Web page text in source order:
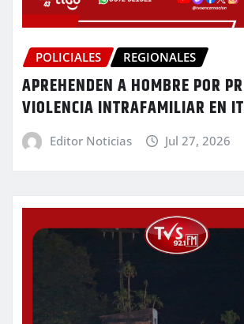
POLICIALES REGIONALES
APREHENDEN A HOMBRE POR
VIOLENCIA INTRAFAMILIAR EN
Editor Noticias Jul 27, 2026